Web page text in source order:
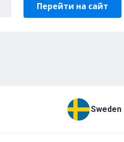
Перейти на сайт
Sweden